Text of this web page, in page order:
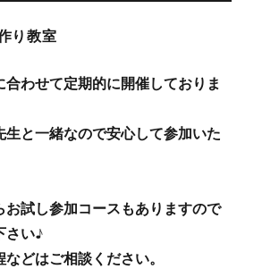
り教室
合わせて定期的に開催しておりま
生と一緒なので安心して参加いた
お試し参加コースもありますので
さい♪
どはご相談ください。